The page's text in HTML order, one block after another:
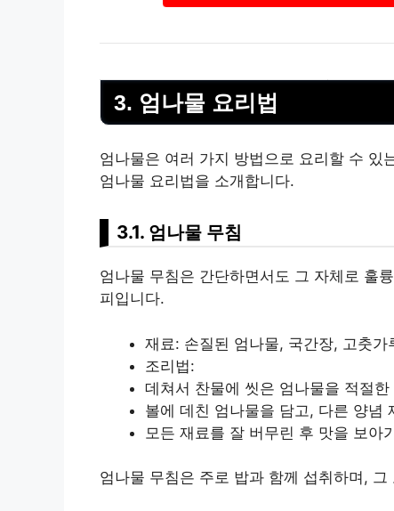
3. 엄나물 요리법
엄나물은 여러 가지 방법으로 요리할 수 있
엄나물 요리법을 소개합니다.
3.1. 엄나물 무침
엄나물 무침은 간단하면서도 그 자체로 훌
피입니다.
재료: 손질된 엄나물, 국간장, 고춧
조리법:
데쳐서 찬물에 씻은 엄나물을 적절
볼에 데친 엄나물을 담고, 다른 양념
모든 재료를 잘 버무린 후 맛을 보아
엄나물 무침은 주로 밥과 함께 섭취하며,